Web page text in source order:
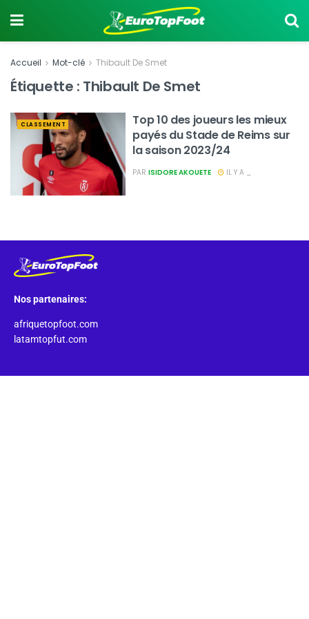
Accueil Mot-clé Thibault De Smet
Étiquette : Thibault De Smet
CLASSEMENT
Top 10 des joueurs les mieux
payés du Stade de Reims sur
la saison 2023/24
PAR ISIDORE AKOUETE IL Y A _
Nos partenaires:
afriquetopfoot.com
latamtopfut.com